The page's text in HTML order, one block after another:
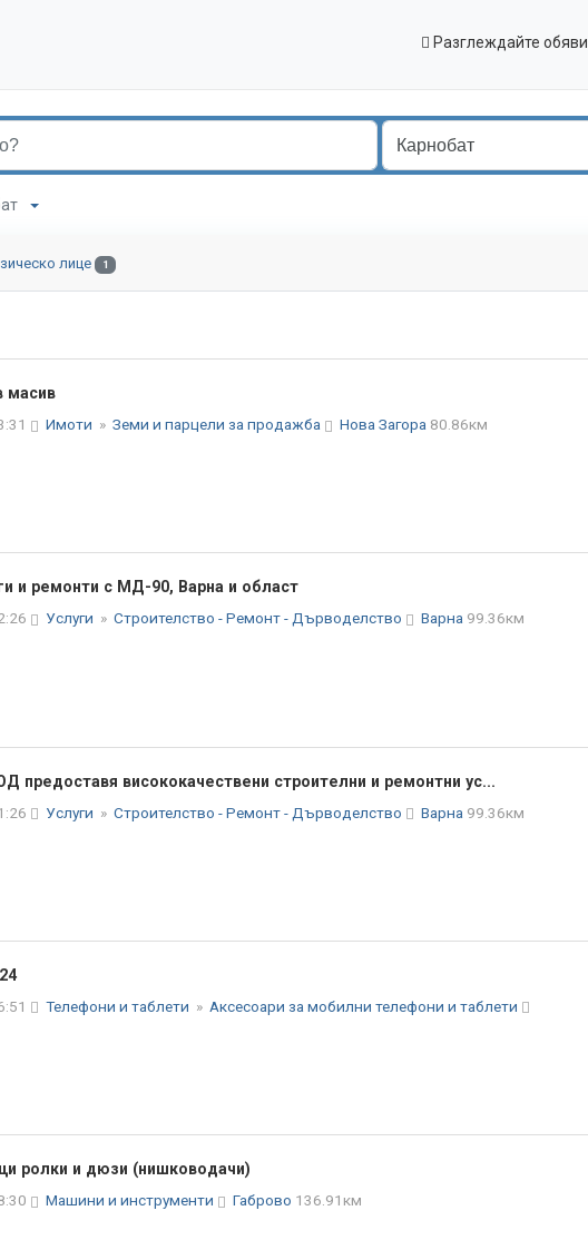
Разглеждайте обяви
лице 1
масив
Имоти » Земи и парцели за продажба Нова Загора 80.86км
и ремонти с МД-90, Варна и област
Услуги » Строителство - Ремонт - Дърводелство Варна 99.36км
предоставя висококачествени строителни и ремонтни ус...
Услуги » Строителство - Ремонт - Дърводелство Варна 99.36км
Телефони и таблети » Аксесоари за мобилни телефони и таблети
ролки и дюзи (нишководачи)
Машини и инструменти Габрово 136.91км